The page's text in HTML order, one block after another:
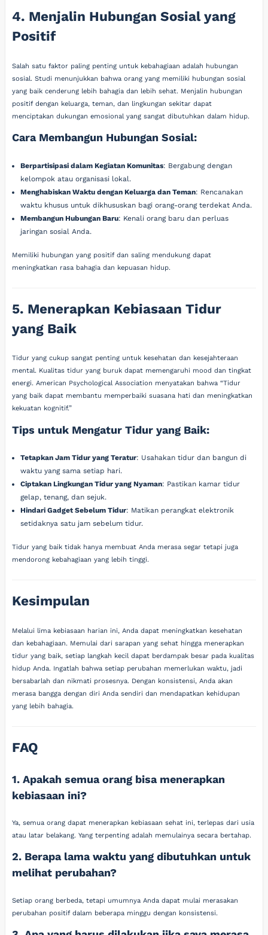
4. Menjalin Hubungan Sosial yang
Positif
Salah satu faktor paling penting untuk kebahagiaan adalah hubungan
sosial. Studi menunjukkan bahwa orang yang memiliki hubungan sosial
yang baik cenderung lebih bahagia dan lebih sehat. Menjalin hubungan
positif dengan keluarga, teman, dan lingkungan sekitar dapat
menciptakan dukungan emosional yang sangat dibutuhkan dalam hidup.
Cara Membangun Hubungan Sosial:
Berpartisipasi dalam Kegiatan Komunitas: Bergabung dengan
kelompok atau organisasi lokal.
Menghabiskan Waktu dengan Keluarga dan Teman: Rencanakan
waktu khusus untuk dikhususkan bagi orang-orang terdekat Anda.
Membangun Hubungan Baru: Kenali orang baru dan perluas
jaringan sosial Anda.
Memiliki hubungan yang positif dan saling mendukung dapat
meningkatkan rasa bahagia dan kepuasan hidup.
5. Menerapkan Kebiasaan Tidur
yang Baik
Tidur yang cukup sangat penting untuk kesehatan dan kesejahteraan
mental. Kualitas tidur yang buruk dapat memengaruhi mood dan tingkat
energi. American Psychological Association menyatakan bahwa “Tidur
yang baik dapat membantu memperbaiki suasana hati dan meningkatkan
kekuatan kognitif.”
Tips untuk Mengatur Tidur yang Baik:
Tetapkan Jam Tidur yang Teratur: Usahakan tidur dan bangun di
waktu yang sama setiap hari.
Ciptakan Lingkungan Tidur yang Nyaman: Pastikan kamar tidur
gelap, tenang, dan sejuk.
Hindari Gadget Sebelum Tidur: Matikan perangkat elektronik
setidaknya satu jam sebelum tidur.
Tidur yang baik tidak hanya membuat Anda merasa segar tetapi juga
mendorong kebahagiaan yang lebih tinggi.
Kesimpulan
Melalui lima kebiasaan harian ini, Anda dapat meningkatkan kesehatan
dan kebahagiaan. Memulai dari sarapan yang sehat hingga menerapkan
tidur yang baik, setiap langkah kecil dapat berdampak besar pada kualitas
hidup Anda. Ingatlah bahwa setiap perubahan memerlukan waktu, jadi
bersabarlah dan nikmati prosesnya. Dengan konsistensi, Anda akan
merasa bangga dengan diri Anda sendiri dan mendapatkan kehidupan
yang lebih bahagia.
FAQ
1. Apakah semua orang bisa menerapkan
kebiasaan ini?
Ya, semua orang dapat menerapkan kebiasaan sehat ini, terlepas dari usia
atau latar belakang. Yang terpenting adalah memulainya secara bertahap.
2. Berapa lama waktu yang dibutuhkan untuk
melihat perubahan?
Setiap orang berbeda, tetapi umumnya Anda dapat mulai merasakan
perubahan positif dalam beberapa minggu dengan konsistensi.